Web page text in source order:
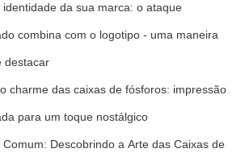
identidade da sua marca: o ataque
combina com o logotipo - uma maneira
destacar
charme das caixas de fósforos: impressão
para um toque nostálgico
Comum: Descobrindo a Arte das Caixas de